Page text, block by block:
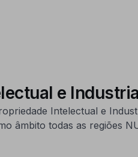
e
Intelectual e
âmbito todas as regiões